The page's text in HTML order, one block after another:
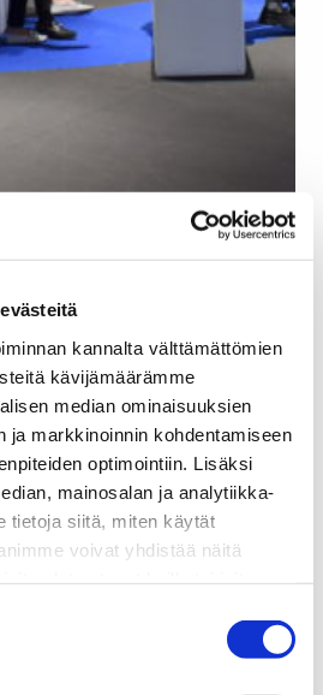
kannalta välttämättömien
kävijämäärämme
median ominaisuuksien
ja markkinoinnin kohdentamiseen
optimointiin. Lisäksi
mainosalan ja analytiikka-
tietoja siitä, miten käytät
voivat yhdistää näitä
Yhdistys ry toimii
sekä teknillisen ja
kehittäjänä Imatran
Suomen Autolehden
mahdollisuuden